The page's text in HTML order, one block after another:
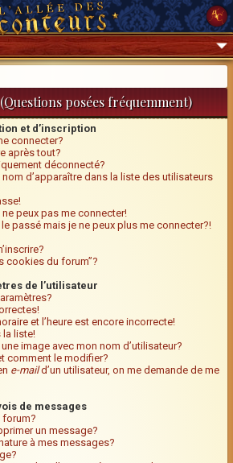
posées fréquemment)
et d’inscription
connecter?
après tout?
déconnecté?
d’apparaître dans la liste des utilisateurs
peux pas me connecter!
passé mais je ne peux plus me connecter?!
cookies du forum”?
de l’utilisateur
et l’heure est encore incorrecte!
la liste!
image avec mon nom d’utilisateur?
comment le modifier?
e-maild’un utilisateur, on me demande de me
de messages
forum?
un message?
à mes messages?